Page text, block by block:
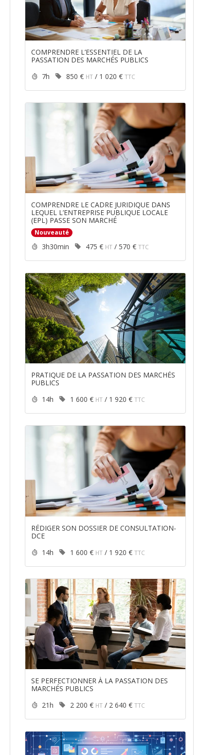
COMPRENDRE L’ESSENTIEL DE LA
PASSATION DES MARCHÉS PUBLICS
Durée :
7h Prix :
850 € HT / 1 020 € TTC
COMPRENDRE LE CADRE JURIDIQUE DANS
LEQUEL L’ENTREPRISE PUBLIQUE LOCALE
(EPL) PASSE SON MARCHÉ
Nouveauté
Durée :
3h30min Prix :
475 € HT / 570 € TTC
PRATIQUE DE LA PASSATION DES MARCHÉS
PUBLICS
Durée :
14h Prix :
1 600 € HT / 1 920 € TTC
RÉDIGER SON DOSSIER DE CONSULTATION-
DCE
Durée :
14h Prix :
1 600 € HT / 1 920 € TTC
SE PERFECTIONNER À LA PASSATION DES
MARCHÉS PUBLICS
Durée :
21h Prix :
2 200 € HT / 2 640 € TTC